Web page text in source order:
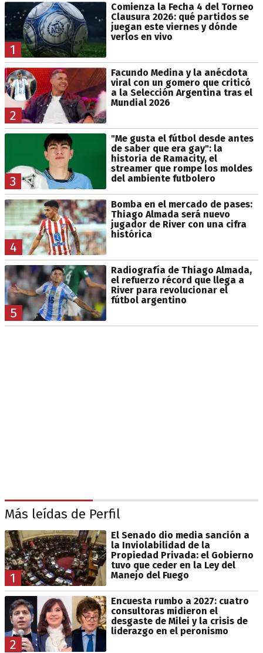
1
Comienza la Fecha 4 del Torneo
Clausura 2026: qué partidos se
juegan este viernes y dónde
verlos en vivo
2
Facundo Medina y la anécdota
viral con un gomero que criticó
a la Selección Argentina tras el
Mundial 2026
3
"Me gusta el fútbol desde antes
de saber que era gay": la
historia de Ramacity, el
streamer que rompe los moldes
del ambiente futbolero
4
Bomba en el mercado de pases:
Thiago Almada será nuevo
jugador de River con una cifra
histórica
5
Radiografía de Thiago Almada,
el refuerzo récord que llega a
River para revolucionar el
fútbol argentino
Más leídas de Perfil
1
El Senado dio media sanción a
la Inviolabilidad de la
Propiedad Privada: el Gobierno
tuvo que ceder en la Ley del
Manejo del Fuego
2
Encuesta rumbo a 2027: cuatro
consultoras midieron el
desgaste de Milei y la crisis de
liderazgo en el peronismo